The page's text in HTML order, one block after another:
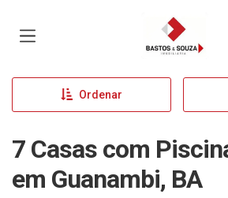
Página inicial
Ordenar
7 Casas com
em Guanambi, BA